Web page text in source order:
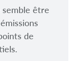
semble être
de